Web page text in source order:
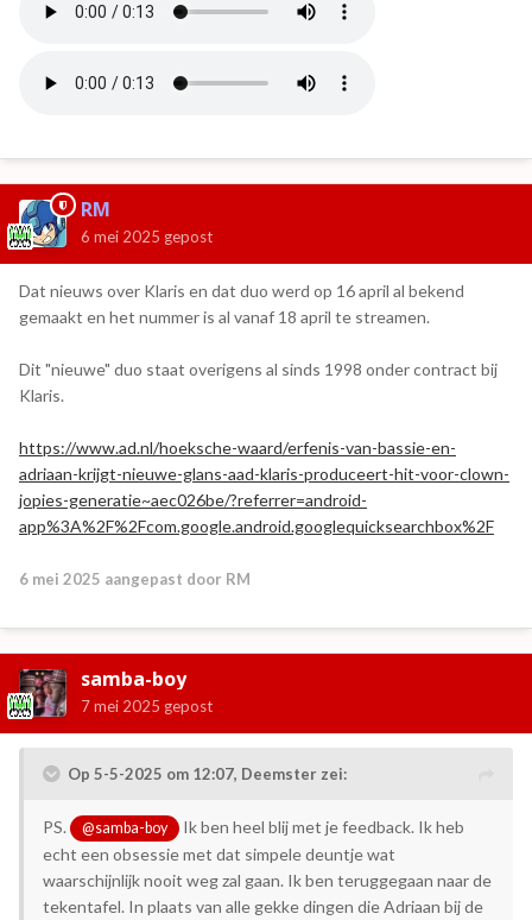
RM
6 mei 2025 gepost
Dat nieuws over Klaris en dat duo werd op 16 april al bekend
gemaakt en het nummer is al vanaf 18 april te streamen.
Dit "nieuwe" duo staat overigens al sinds 1998 onder contract bij
Klaris.
https://www.ad.nl/hoeksche-waard/erfenis-van-bassie-en-
adriaan-krijgt-nieuwe-glans-aad-klaris-produceert-hit-voor-clown-
jopies-generatie~aec026be/?referrer=android-
app%3A%2F%2Fcom.google.android.googlequicksearchbox%2F
6 mei 2025 aangepast door RM
samba-boy
7 mei 2025 gepost
Op 5-5-2025 om 12:07, Deemster zei:
PS. @samba-boy
Ik ben heel blij met je feedback. Ik heb
echt een obsessie met dat simpele deuntje wat
waarschijnlijk nooit weg zal gaan. Ik ben teruggegaan naar de
tekentafel. In plaats van alle gekke dingen die Adriaan bij de